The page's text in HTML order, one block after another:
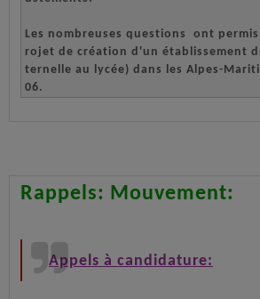
Les nombreuses questions  ont
rojet de création d'un établissement
ternelle au lycée) dans les Alpes-
06.
Rappels: Mouvement:
Appels à candidature: